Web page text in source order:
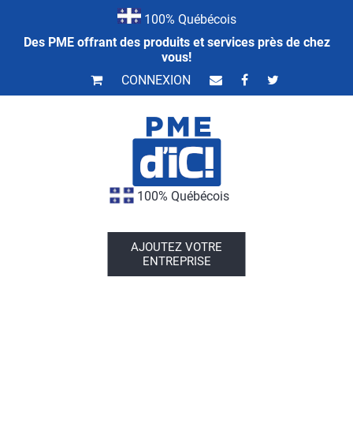
100% Québécois
Des PME offrant des produits et services près de chez
vous!
CONNEXION
100% Québécois
AJOUTEZ VOTRE
ENTREPRISE